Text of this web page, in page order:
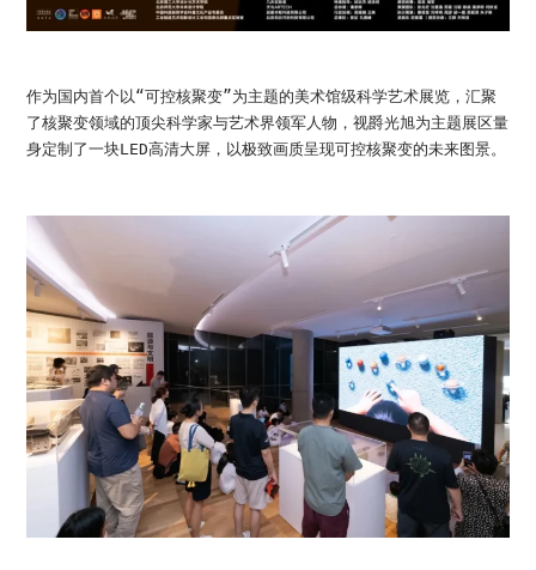
作为国内首个以“可控核聚变”为主题的美术馆级科学艺术展览，汇聚
了核聚变领域的顶尖科学家与艺术界领军人物，视爵光旭为主题展区量
身定制了一块LED高清大屏，以极致画质呈现可控核聚变的未来图景。